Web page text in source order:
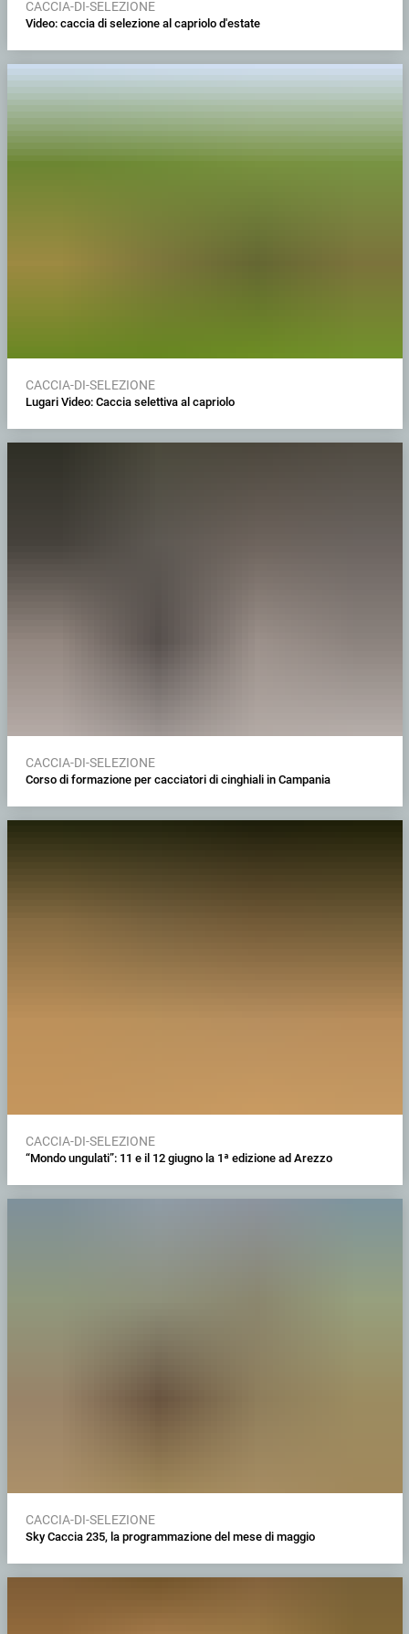
CACCIA-DI-SELEZIONE
Video: caccia di selezione al capriolo d'estate
CACCIA-DI-SELEZIONE
Lugari Video: Caccia selettiva al capriolo
CACCIA-DI-SELEZIONE
Corso di formazione per cacciatori di cinghiali in Campania
CACCIA-DI-SELEZIONE
“Mondo ungulati”: 11 e il 12 giugno la 1ª edizione ad Arezzo
CACCIA-DI-SELEZIONE
Sky Caccia 235, la programmazione del mese di maggio